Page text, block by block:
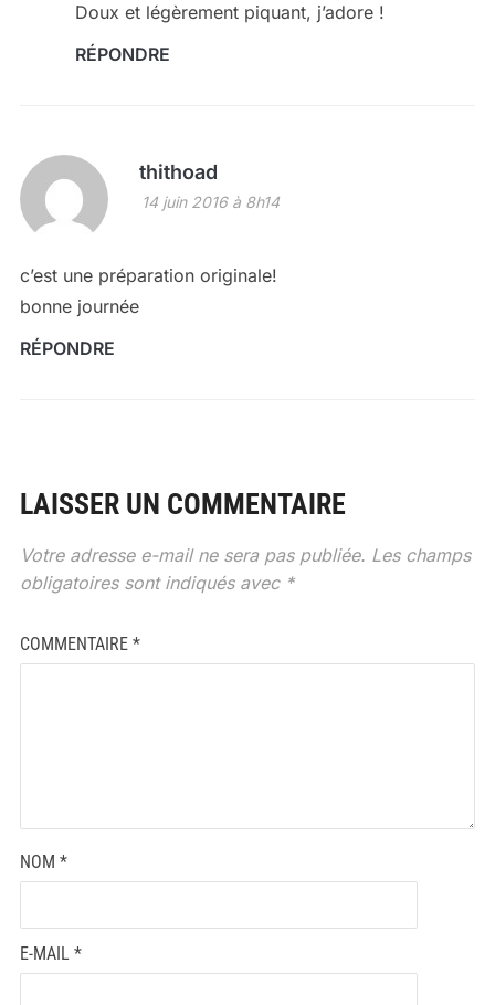
Doux et légèrement piquant, j’adore !
RÉPONDRE
thithoad
14 juin 2016 à 8h14
c’est une préparation originale!
bonne journée
RÉPONDRE
LAISSER UN COMMENTAIRE
Votre adresse e-mail ne sera pas publiée. Les champs
obligatoires sont indiqués avec *
COMMENTAIRE *
NOM *
E-MAIL *